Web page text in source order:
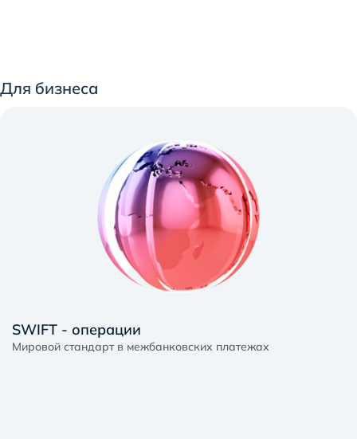
Подробнее
Для бизнеса
SWIFT - операции
Мировой стандарт в межбанковских платежах